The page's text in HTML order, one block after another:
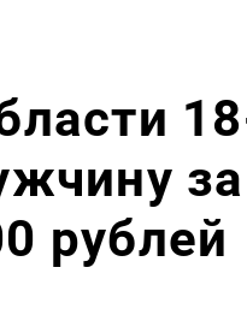
рублей